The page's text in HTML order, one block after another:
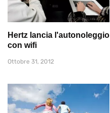
Hertz lancia l'autonoleggio
con wifi
Ottobre 31, 2012